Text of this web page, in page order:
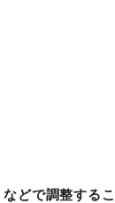
どで調整する